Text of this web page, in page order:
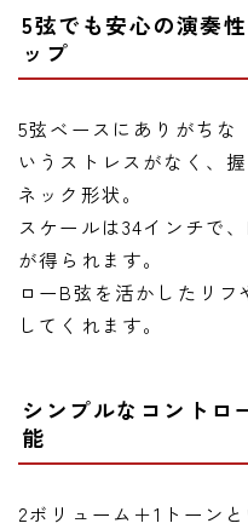
5弦でも安心の演奏
ップ
5弦ベースにありがちな
いうストレスがなく、
ネック形状。
スケールは34インチで
が得られます。
ローB弦を活かしたリ
してくれます。
シンプルなコントロ
能
2ボリューム＋1トーン